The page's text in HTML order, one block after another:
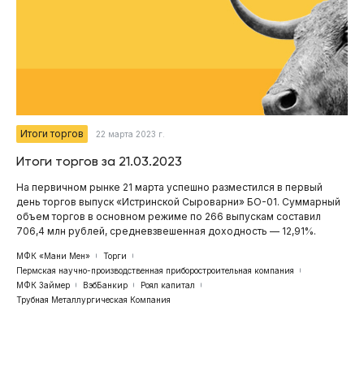
Итоги торгов 22 марта 2023 г.
Итоги торгов за 21.03.2023
На первичном рынке 21 марта успешно разместился в первый
день торгов выпуск «Истринской Сыроварни» БО-01 . Суммарный
объем торгов в основном режиме по 266 выпускам составил
706,4 млн рублей, средневзвешенная доходность — 12,91%.
МФК «Мани Мен»
Торги
Пермская научно-производственная приборостроительная компания
МФК Займер
ВэбБанкир
Роял капитал
Трубная Металлургическая Компания